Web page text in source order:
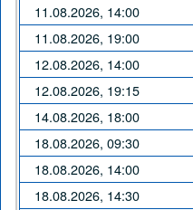
11.08.2026, 14:00
11.08.2026, 19:00
12.08.2026, 14:00
12.08.2026, 19:15
14.08.2026, 18:00
18.08.2026, 09:30
18.08.2026, 14:00
18.08.2026, 14:30